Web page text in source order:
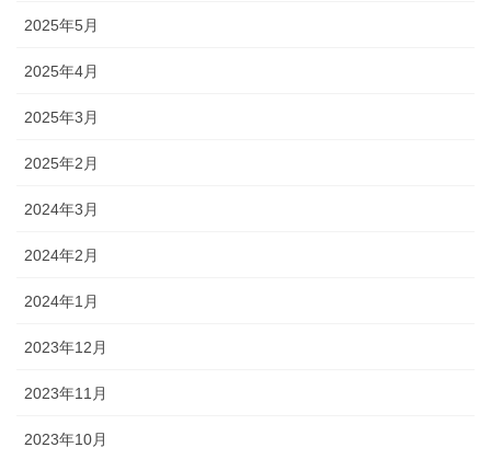
2025年5月
2025年4月
2025年3月
2025年2月
2024年3月
2024年2月
2024年1月
2023年12月
2023年11月
2023年10月